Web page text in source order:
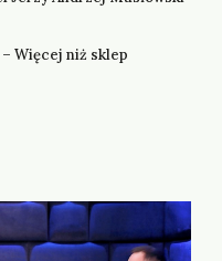
Więcej niż sklep